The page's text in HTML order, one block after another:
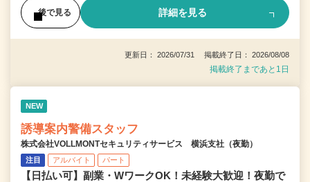
後で見る 詳細を見る
更新日： 2026/07/31 掲載終了日： 2026/08/08
掲載終了まであと1日
NEW
誘導案内警備スタッフ
株式会社VOLLMONTセキュリティサービス 横浜支社（夜勤）
注目 アルバイト パート
【日払い可】副業・WワークOK！未経験大歓迎！夜勤で